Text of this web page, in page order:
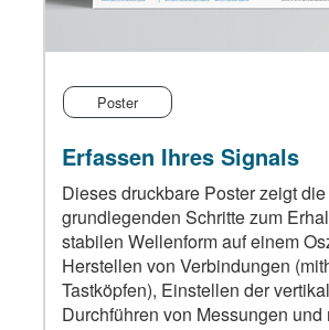
Poster
Erfassen Ihres Signals
Dieses druckbare Poster zeigt die
grundlegenden Schritte zum
stabilen Wellenform auf einem
Herstellen von Verbindungen
Tastköpfen), Einstellen der
Durchführen von Messungen und